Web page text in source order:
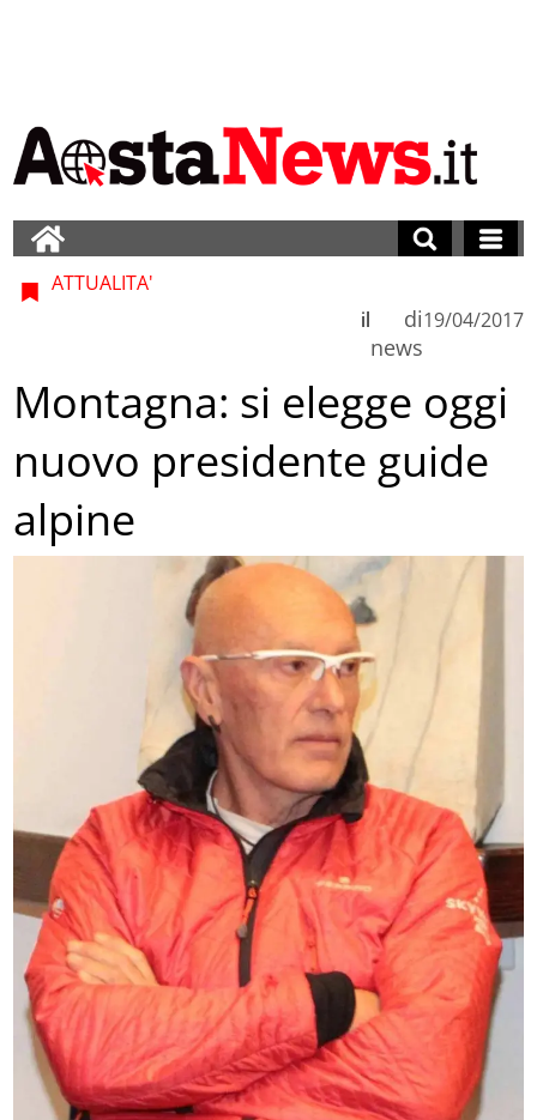
ATTUALITA'
di
news
il 19/04/2017
Montagna: si elegge oggi
nuovo presidente guide
alpine